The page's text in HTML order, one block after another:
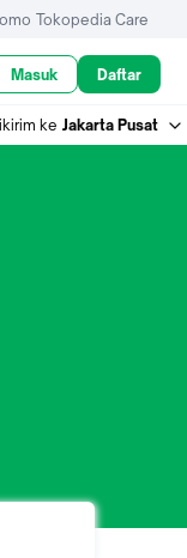
Tokopedia Care
Masuk Daftar
ke Jakarta Pusat